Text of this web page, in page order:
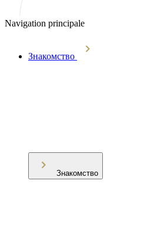
Navigation principale
Знакомство
Знакомство